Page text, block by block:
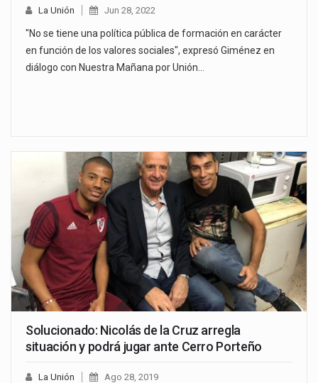
La Unión Jun 28, 2022
"No se tiene una política pública de formación en carácter
en función de los valores sociales", expresó Giménez en
diálogo con Nuestra Mañana por Unión…
Solucionado: Nicolás de la Cruz arregla
situación y podrá jugar ante Cerro Porteño
La Unión Ago 28, 2019